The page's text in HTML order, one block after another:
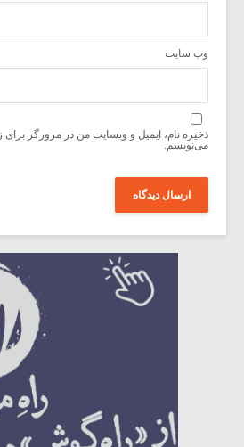
وب‌ سایت
ذخیره نام، ایمیل و وبسایت من در مرورگر برای
می‌نویسم.